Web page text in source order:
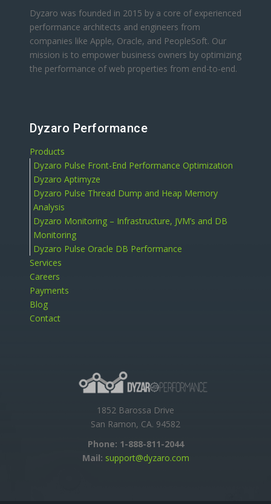
Dyzaro was founded in 2015 by a core of experienced
performance architects and engineers from
companies like Apple, Oracle, and PeopleSoft. Our
mission is to empower business owners by optimizing
the performance of web properties from end-to-end.
Dyzaro Performance
Products
Dyzaro Pulse Front-End Performance Optimization
Dyzaro Aptimyze
Dyzaro Pulse Thread Dump and Heap Memory
Analysis
Dyzaro Monitoring – Infrastructure, JVM’s and DB
Monitoring
Dyzaro Pulse Oracle DB Performance
Services
Careers
Payments
Blog
Contact
1852 Barossa Drive
San Ramon, CA. 94582
Phone: 1-888-811-2044
Mail: support@dyzaro.com